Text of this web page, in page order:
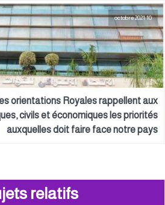
10 octobre 2021
orientations Royales rappellent aux
civils et économiques les priorités
auxquelles doit faire face notre pays
relatifs